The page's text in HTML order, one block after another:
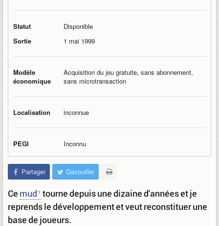
Statut
Disponible
Sortie
1 mai 1999
Modèle
économique
Acquisition du jeu gratuite, sans abonnement,
sans microtransaction
Localisation inconnue
PEGI Inconnu
Partager Gazouiller
Ce mud tourne depuis une dizaine d'années et je
reprends le développement et veut reconstituer une
base de joueurs.